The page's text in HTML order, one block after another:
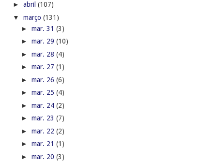
► abril (107)
▼ março (131)
► mar. 31 (3)
► mar. 29 (10)
► mar. 28 (4)
► mar. 27 (1)
► mar. 26 (6)
► mar. 25 (4)
► mar. 24 (2)
► mar. 23 (7)
► mar. 22 (2)
► mar. 21 (1)
► mar. 20 (3)